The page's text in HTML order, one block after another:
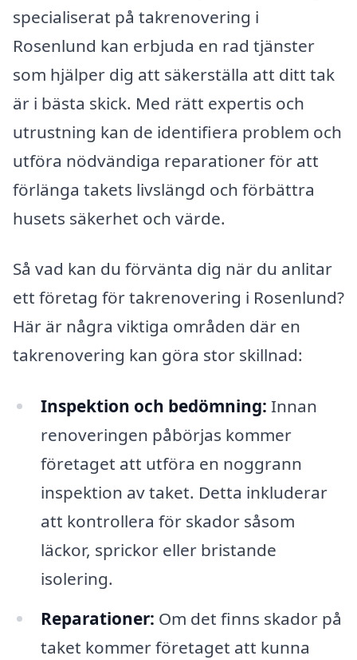
specialiserat på takrenovering i
Rosenlund kan erbjuda en rad tjänster
som hjälper dig att säkerställa att ditt tak
är i bästa skick. Med rätt expertis och
utrustning kan de identifiera problem och
utföra nödvändiga reparationer för att
förlänga takets livslängd och förbättra
husets säkerhet och värde.
Så vad kan du förvänta dig när du anlitar
ett företag för takrenovering i Rosenlund?
Här är några viktiga områden där en
takrenovering kan göra stor skillnad:
Inspektion och bedömning: Innan
renoveringen påbörjas kommer
företaget att utföra en noggrann
inspektion av taket. Detta inkluderar
att kontrollera för skador såsom
läckor, sprickor eller bristande
isolering.
Reparationer: Om det finns skador på
taket kommer företaget att kunna